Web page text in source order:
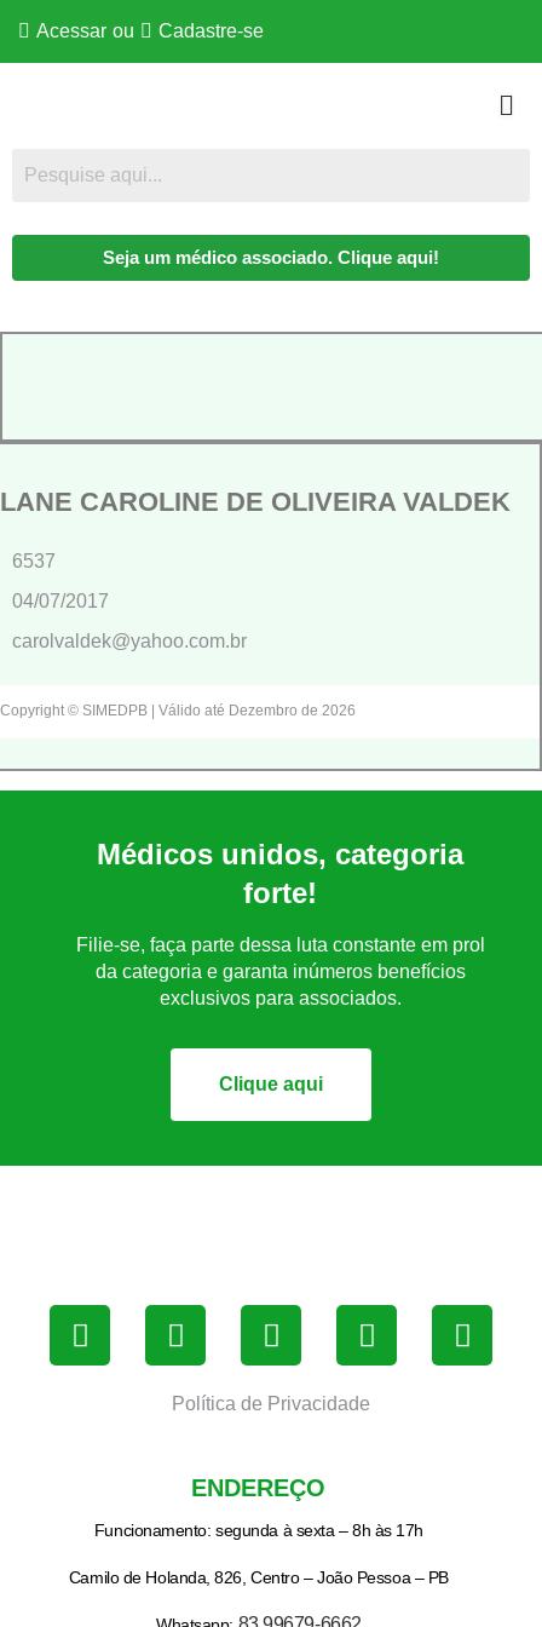
Acessar ou Cadastre-se
Seja um médico associado. Clique aqui!
CAROLINE DE OLIVEIRA VALDEK
6537
04/07/2017
carolvaldek@yahoo.com.br
Copyright © SIMEDPB | Válido até Dezembro de 2026
Médicos unidos, categoria
forte!
Filie-se, faça parte dessa luta constante em prol
da categoria e garanta inúmeros benefícios
exclusivos para associados.
Clique aqui
Política de Privacidade
ENDEREÇO
Funcionamento: segunda à sexta – 8h às 17h
Camilo de Holanda, 826, Centro – João Pessoa – PB